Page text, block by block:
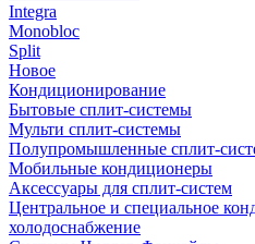
Integra
Monobloc
Split
Новое
Кондиционирование
Бытовые сплит-системы
Мульти сплит-системы
Полупромышленные сплит-
Мобильные кондиционеры
Аксессуары для сплит-систем
Центральное и специальное
холодоснабжение